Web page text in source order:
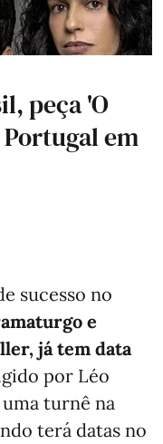
peça 'O
em
sucesso no
e
já tem data
por Léo
turnê na
terá datas no